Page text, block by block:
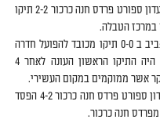
ילדים א מחוז שומרון הפועל גבעת אולגה מועדון ספורט פרדס חנה כרכור 2-2 תיקו
במרכז הטבלה.
ילדים ב מחוז שרון הפועל חדרה מכבי תל אביב ב 0-0 תיקו מכובד להפועל חדרה
בבית שאירחה את מכבי תל אביב ולה זה היה התיקו הראשון העונה לאחר 4
אשר ממוקמים במקום העשירי.
ילדים ב מחוז מפרץ הפועל גבעת אולגה-מועדון ספורט פרדס חנה כרכור 4-2 הפסד
חנה כרכור.